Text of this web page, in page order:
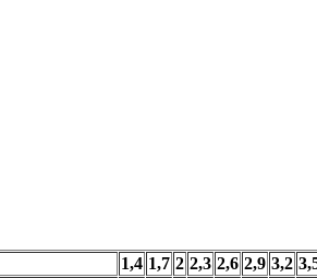
1,4 1,7 2 2,3 2,6 2,9 3,2